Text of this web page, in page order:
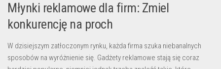
Młynki reklamowe dla firm: Zmiel
konkurencję na proch
W dzisiejszym zatłoczonym rynku, każda firma szuka niebanalnych
sposobów na wyróżnienie się. Gadżety reklamowe stają się coraz